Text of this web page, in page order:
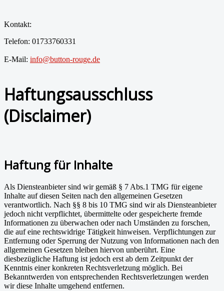
Kontakt:
Telefon: 01733760331
E-Mail: info@button-rouge.de
Haftungsausschluss
(Disclaimer)
Haftung für Inhalte
Als Diensteanbieter sind wir gemäß § 7 Abs.1 TMG für eigene
Inhalte auf diesen Seiten nach den allgemeinen Gesetzen
verantwortlich. Nach §§ 8 bis 10 TMG sind wir als Diensteanbieter
jedoch nicht verpflichtet, übermittelte oder gespeicherte fremde
Informationen zu überwachen oder nach Umständen zu forschen,
die auf eine rechtswidrige Tätigkeit hinweisen. Verpflichtungen zur
Entfernung oder Sperrung der Nutzung von Informationen nach den
allgemeinen Gesetzen bleiben hiervon unberührt. Eine
diesbezügliche Haftung ist jedoch erst ab dem Zeitpunkt der
Kenntnis einer konkreten Rechtsverletzung möglich. Bei
Bekanntwerden von entsprechenden Rechtsverletzungen werden
wir diese Inhalte umgehend entfernen.